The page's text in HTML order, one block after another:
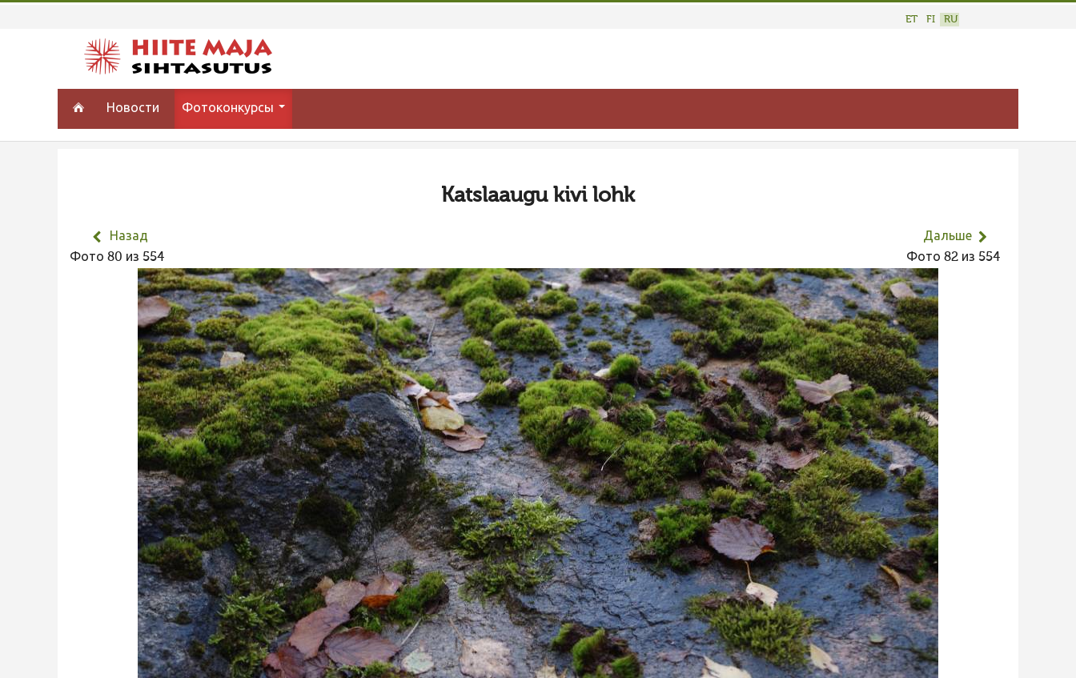
ET FI RU
Новости Фотоконкурсы
Katslaaugu kivi lohk
Назад
Фото 80 из 554
Дальше
Фото 82 из 554